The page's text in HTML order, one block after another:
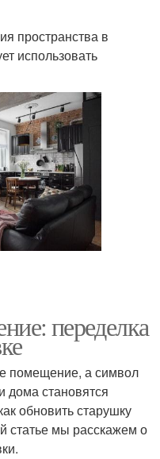
пространства в
использовать
переделка
помещение, а символ
дома становятся
обновить старушку
статье мы расскажем о